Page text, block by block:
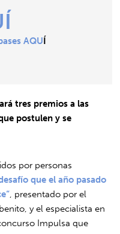
AQUÍ
tres premios a las
postulen y se
por personas
que el año pasado
, presentado por el
y el especialista en
Impulsa que